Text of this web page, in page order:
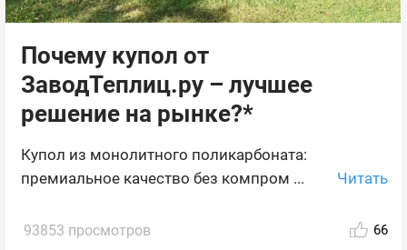
Почему купол от
ЗаводТеплиц.ру – лучшее
решение на рынке?*
Купол из монолитного поликарбоната:
премиальное качество без компром ...
Читать
93853 просмотров 66